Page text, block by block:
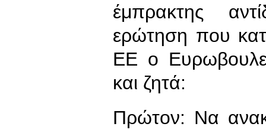
έμπρακτης
ερώτηση που
ΕΕ ο
και ζητά:
Πρώτον: Να